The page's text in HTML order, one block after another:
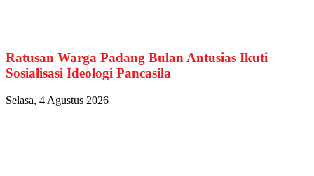
Ratusan Warga Padang Bulan Antusias Ikuti
Sosialisasi Ideologi Pancasila
Selasa, 4 Agustus 2026